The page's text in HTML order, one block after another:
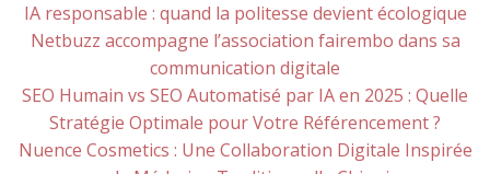
IA responsable : quand la politesse devient écologique
Netbuzz accompagne l’association fairembo dans sa
communication digitale
SEO Humain vs SEO Automatisé par IA en 2025 : Quelle
Stratégie Optimale pour Votre Référencement ?
Nuence Cosmetics : Une Collaboration Digitale Inspirée